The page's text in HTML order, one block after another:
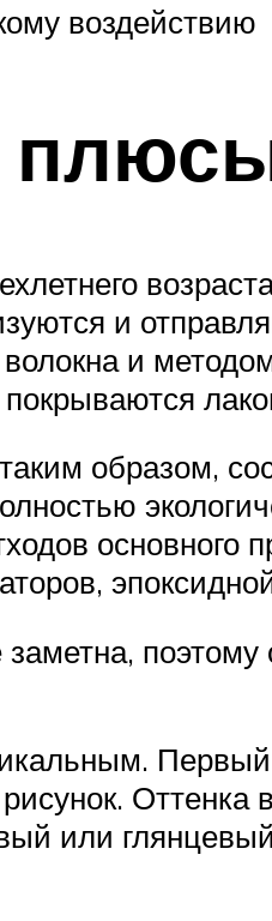
воздействию
и
и
образом,
основного
поэтому
или